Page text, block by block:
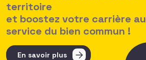
territoire
et boostez votre carrière au
service du bien commun !
En savoir plus